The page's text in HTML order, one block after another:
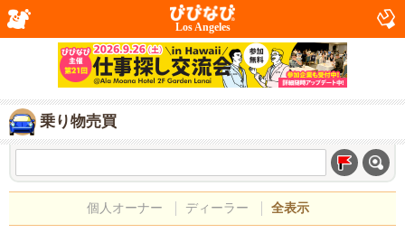
Los Angeles
乗り物売買
個人オーナー ディーラー 全表示